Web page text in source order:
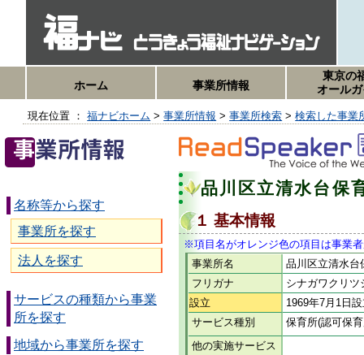
ホーム 事業所情報
東京の
オール
現在位置 ：福ナビホーム >事業所情報 >事業所検索 >検索した事業
名称等から探す
事業所を探す
法人を探す
サービスの種類から事業
所を探す
地域から事業所を探す
品川区立清水台保
１ 基本情報
※項目名がオレンジ色の項目は事業
事業所名
品川区立清水台
フリガナ
シナガワクリ
設立
1969年7月1日
サービス種別
保育所(認可保
他の実施サービス